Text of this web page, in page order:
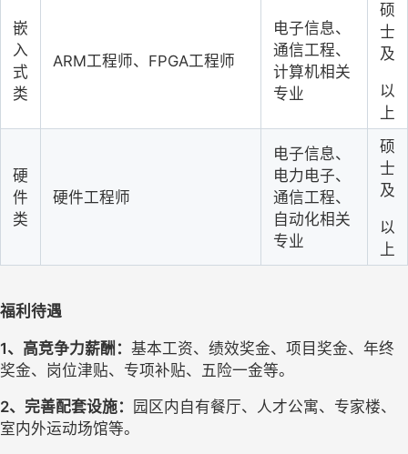
嵌
入
式
类
ARM工程师、FPGA工程师
电子信息、
通信工程、
计算机相关
专业
硕
士
及
以
上
硬
件
类
硬件工程师
电子信息、
电力电子、
通信工程、
自动化相关
专业
硕
士
及
以
上
福利待遇
1、高竞争力薪酬： 基本工资、绩效奖金、项目奖金、年终
奖金、岗位津贴、专项补贴、五险一金等。
2、完善配套设施：
园区内自有餐厅、人才公寓、专家楼、
室内外运动场馆等。